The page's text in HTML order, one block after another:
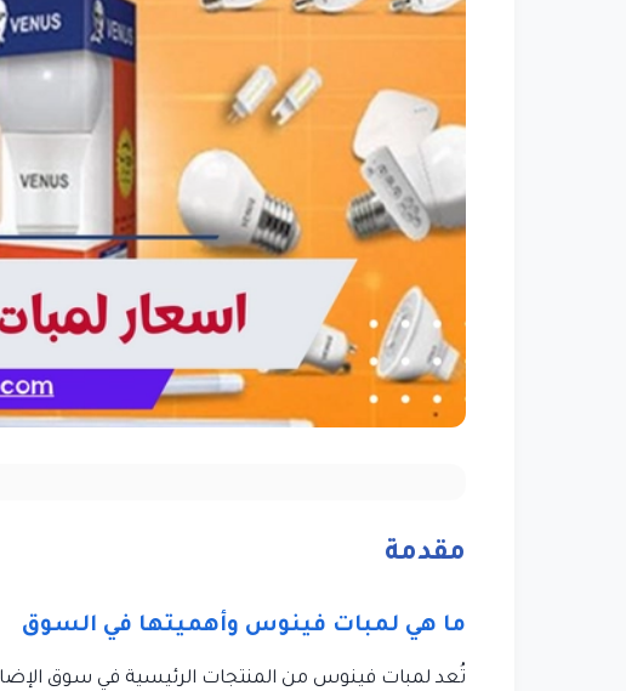
مقدمة
ما هي لمبات فينوس وأهميتها في السوق
تُعد لمبات فينوس من المنتجات الرئيسية في سوق